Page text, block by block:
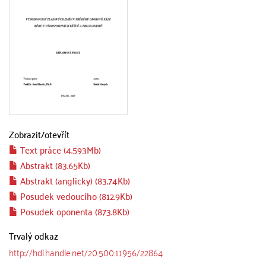
Zobrazit/otevřít
Text práce (4.593Mb)
Abstrakt (83.65Kb)
Abstrakt (anglicky) (83.74Kb)
Posudek vedoucího (812.9Kb)
Posudek oponenta (873.8Kb)
Trvalý odkaz
http://hdl.handle.net/20.500.11956/22864